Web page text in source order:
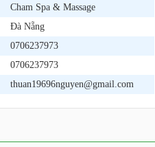
Cham Spa & Massage
Đà Nẵng
0706237973
0706237973
thuan19696nguyen@gmail.com